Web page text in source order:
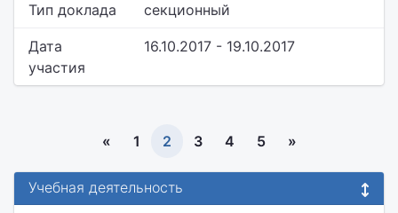
Тип доклада секционный
Дата
участия
16.10.2017 - 19.10.2017
« 1 2 3 4 5 »
Учебная деятельность